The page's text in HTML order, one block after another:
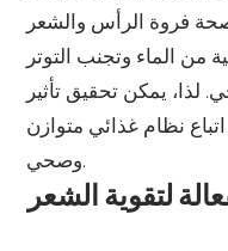
الماء وتجنب التوتر
لذا، يمكن تحقيق تأثير
نظام غذائي متوازن
وصحي.
لتقوية الشعر